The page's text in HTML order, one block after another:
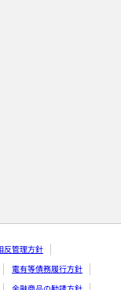
反管理方針
電有等債務履行方針